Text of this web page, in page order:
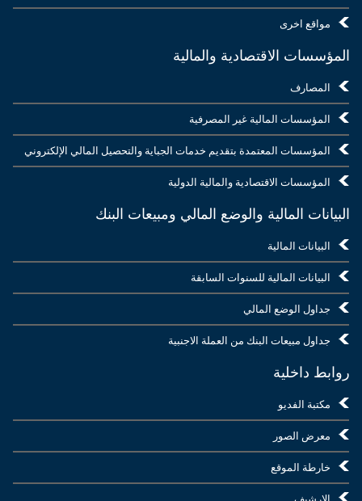
مواقع اخرى
المؤسسات الاقتصادية والمالية
المصارف
المؤسسات المالية غير المصرفية
المؤسسات المعتمدة بتقديم خدمات الجباية والتحصيل المالي الإلكتروني
المؤسسات الاقتصادية والمالية الدولية
البيانات المالية والوضع المالي ومبيعات البنك
البيانات المالية
البيانات المالية للسنوات السابقة
جداول الوضع المالي
جداول مبيعات البنك من العملة الاجنبية
روابط داخلية
مكتبة الفديو
معرض الصور
خارطة الموقع